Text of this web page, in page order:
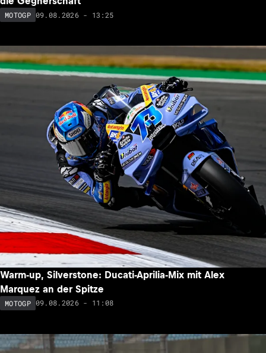
MOTOGP 09.08.2026 - 13:25
Warm-up, Silverstone: Ducati-Aprilia-Mix mit Alex
Marquez an der Spitze
MOTOGP 09.08.2026 - 11:08